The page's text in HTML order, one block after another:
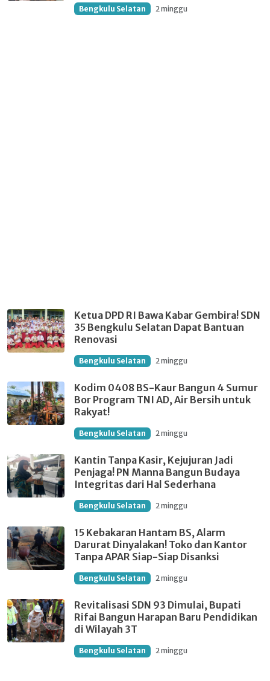
Bengkulu Selatan 2 minggu
Ketua DPD RI Bawa Kabar Gembira! SDN
35 Bengkulu Selatan Dapat Bantuan
Renovasi
Bengkulu Selatan 2 minggu
Kodim 0408 BS-Kaur Bangun 4 Sumur
Bor Program TNI AD, Air Bersih untuk
Rakyat!
Bengkulu Selatan 2 minggu
Kantin Tanpa Kasir, Kejujuran Jadi
Penjaga! PN Manna Bangun Budaya
Integritas dari Hal Sederhana
Bengkulu Selatan 2 minggu
15 Kebakaran Hantam BS, Alarm
Darurat Dinyalakan! Toko dan Kantor
Tanpa APAR Siap-Siap Disanksi
Bengkulu Selatan 2 minggu
Revitalisasi SDN 93 Dimulai, Bupati
Rifai Bangun Harapan Baru Pendidikan
di Wilayah 3T
Bengkulu Selatan 2 minggu